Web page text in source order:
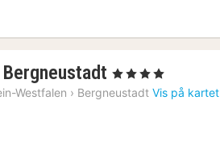
1
natt
, 4 Stjerner
Westfalen › Bergneustadt Vis på kartet